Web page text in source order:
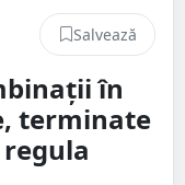
Salvează
în
terminate